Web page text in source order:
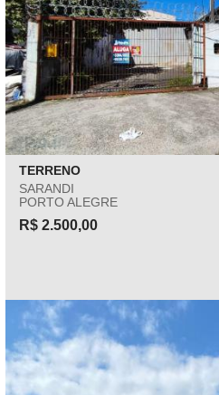
TERRENO
SARANDI
PORTO ALEGRE
R$ 2.500,00